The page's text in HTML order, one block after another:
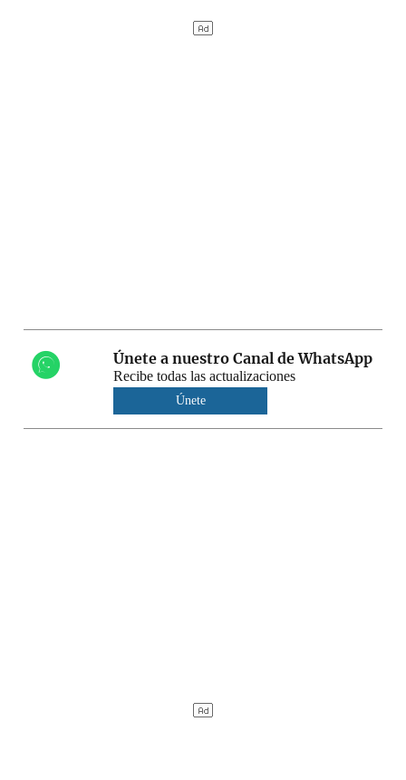
Únete a nuestro Canal de WhatsApp
Recibe todas las actualizaciones
Únete